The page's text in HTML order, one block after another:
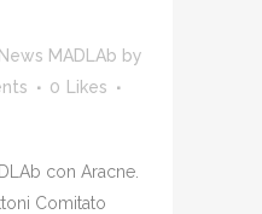
News MADLAb by
0 Likes
con Aracne.
Comitato